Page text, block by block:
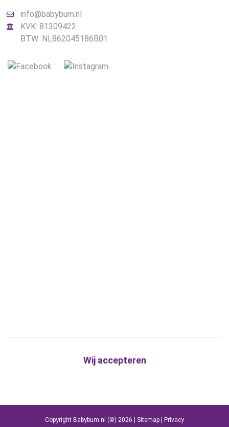
info@babybum.nl
KVK: 81309422
BTW: NL862045186B01
Wij accepteren
Copyright Babybum.nl (©) 2026 | Sitemap Privacy